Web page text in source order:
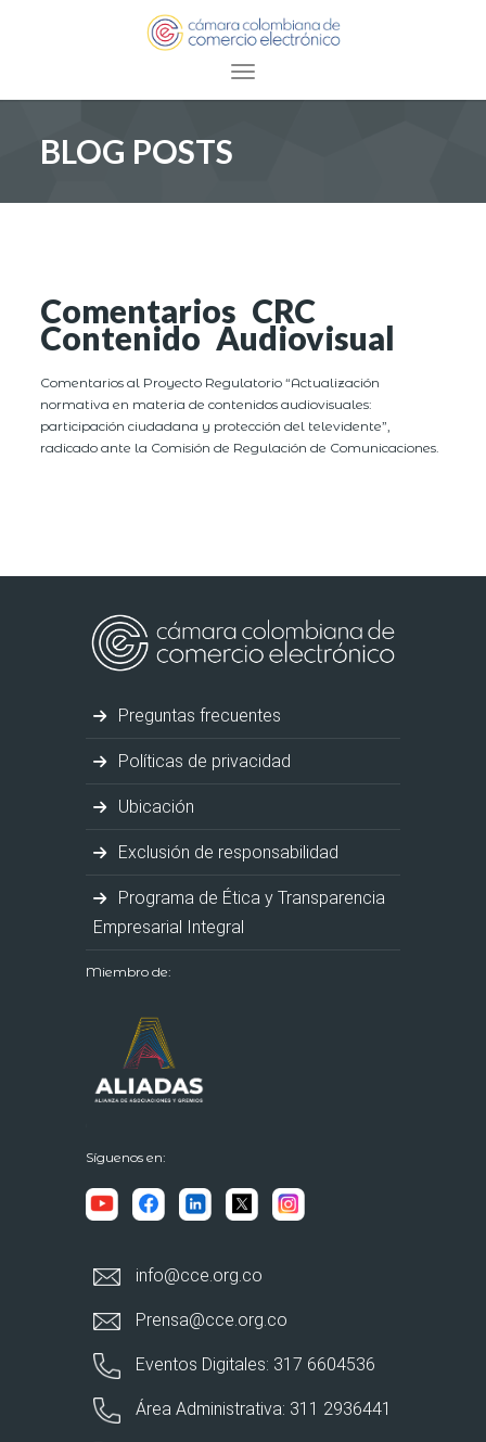
Toggle navigation
BLOG POSTS
Comentarios CRC
Contenido Audiovisual
Comentarios al Proyecto Regulatorio “Actualización
normativa en materia de contenidos audiovisuales:
participación ciudadana y protección del televidente”,
radicado ante la Comisión de Regulación de Comunicaciones.
Preguntas frecuentes
Políticas de privacidad
Ubicación
Exclusión de responsabilidad
Programa de Ética y Transparencia
Empresarial Integral
Miembro de:
Síguenos en:
info@cce.org.co
Prensa@cce.org.co
Eventos Digitales: 317 6604536
Área Administrativa: 311 2936441